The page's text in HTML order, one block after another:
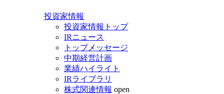
投資家情報
投資家情報トップ
IRニュース
トップメッセージ
中期経営計画
業績ハイライト
IRライブラリ
株式関連情報 open